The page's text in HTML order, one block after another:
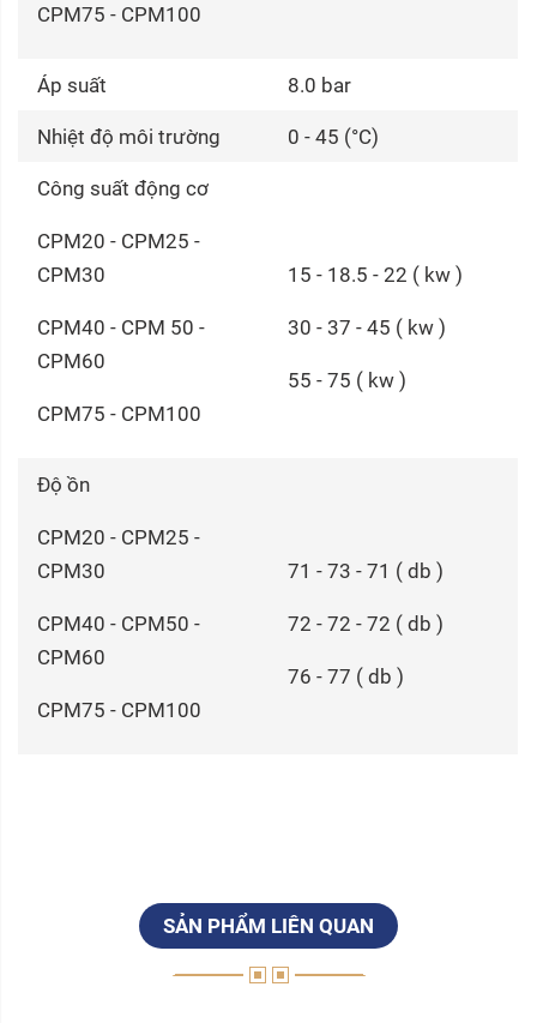
CPM75 - CPM100
Áp suất 8.0 bar
Nhiệt độ môi trường 0 - 45 (°C)
Công suất động cơ
CPM20 - CPM25 -
CPM30
CPM40 - CPM 50 -
CPM60
CPM75 - CPM100
15 - 18.5 - 22 ( kw )
30 - 37 - 45 ( kw )
55 - 75 ( kw )
Độ ồn
CPM20 - CPM25 -
CPM30
CPM40 - CPM50 -
CPM60
CPM75 - CPM100
71 - 73 - 71 ( db )
72 - 72 - 72 ( db )
76 - 77 ( db )
SẢN PHẨM LIÊN QUAN